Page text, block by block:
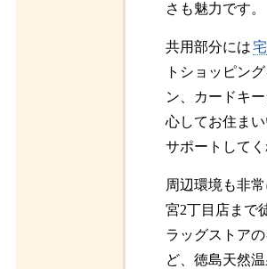
さも魅力です。
共用部分には
トショッピン
ン、カードキ
心してお住ま
サポートしてく
周辺環境も非
宮2丁目店まで
ラッグストア
ど、徳島天然